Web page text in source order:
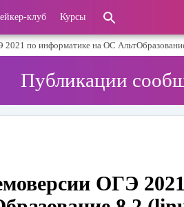
клуб Курсы
по информатике на ОС
Публикации
ОГЭ